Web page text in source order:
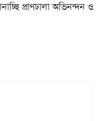
প্রাণঢালা অভিনন্দন ও